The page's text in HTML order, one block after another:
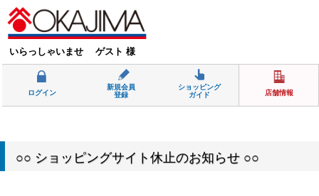
いらっしゃいませ ゲスト 様
ログイン
新規会員
登録
ショッピング
ガイド
店舗情報
○○ ショッピングサイト休止のお知らせ ○○